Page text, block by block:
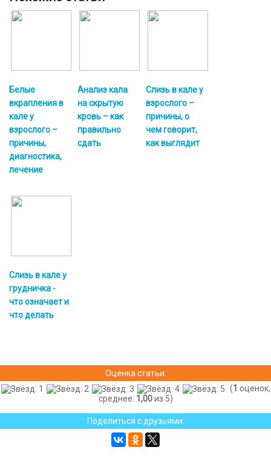
Белые
вкрапления в
кале у
взрослого –
причины,
диагностика,
лечение
Анализ кала
на скрытую
кровь – как
правильно
сдать
Слизь в кале у
взрослого –
причины, о
чем говорит,
как выглядит
Слизь в кале у
грудничка -
что означает и
что делать
Оценка статьи:
(1 оценок,
среднее: 1,00из 5)
Поделиться с друзьями: